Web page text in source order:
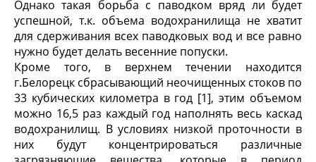
Однако такая борьба с паводком вряд ли будет
успешной, т.к. объема водохранилища не хватит
для сдерживания всех паводковых вод и все равно
нужно будет делать весенние попуски.
Кроме того, в верхнем течении находится
г.Белорецк сбрасывающий неочищенных стоков по
33 кубических километра в год [1], этим объемом
можно 16,5 раз каждый год наполнять весь каскад
водохранилищ. В условиях низкой проточности в
них будут концентрироваться различные